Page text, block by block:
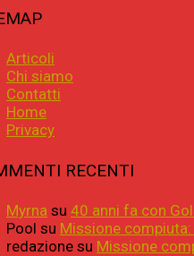
Articoli
Chi siamo
Contatti
Home
Privacy
RECENTI
Myrna su 40 anni fa con
Pool su Missione
redazione su Missione